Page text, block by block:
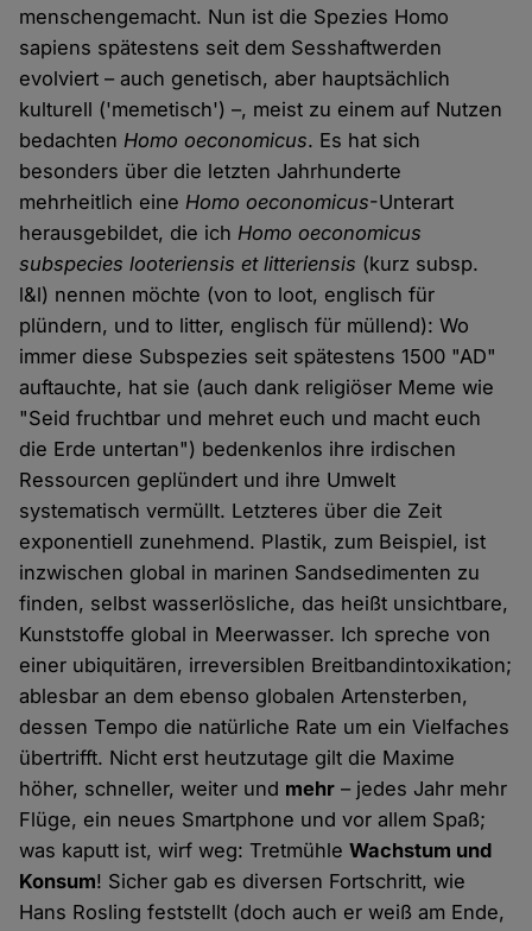
menschengemacht. Nun ist die Spezies Homo
sapiens spätestens seit dem Sesshaftwerden
evolviert – auch genetisch, aber hauptsächlich
kulturell ('memetisch') –, meist zu einem auf Nutzen
bedachtenHomo oeconomicus. Es hat sich
besonders über die letzten Jahrhunderte
mehrheitlich eineHomo oeconomicus-Unterart
herausgebildet, die ichHomo oeconomicus
subspecies looteriensis et litteriensis (kurz subsp.
l&l) nennen möchte (von to loot, englisch für
plündern, und to litter, englisch für müllend): Wo
immer diese Subspezies seit spätestens 1500 "AD"
auftauchte, hat sie (auch dank religiöser Meme wie
"Seid fruchtbar und mehret euch und macht euch
die Erde untertan") bedenkenlos ihre irdischen
Ressourcen geplündert und ihre Umwelt
systematisch vermüllt. Letzteres über die Zeit
exponentiell zunehmend. Plastik, zum Beispiel, ist
inzwischen global in marinen Sandsedimenten zu
finden, selbst wasserlösliche, das heißt unsichtbare,
Kunststoffe global in Meerwasser. Ich spreche von
einer ubiquitären, irreversiblen Breitbandintoxikation;
ablesbar an dem ebenso globalen Artensterben,
dessen Tempo die natürliche Rate um ein Vielfaches
übertrifft. Nicht erst heutzutage gilt die Maxime
höher, schneller, weiter und mehr – jedes Jahr mehr
Flüge, ein neues Smartphone und vor allem Spaß;
was kaputt ist, wirf weg: TretmühleWachstum und
Konsum! Sicher gab es diversen Fortschritt, wie
Hans Rosling feststellt (doch auch er weiß am Ende,